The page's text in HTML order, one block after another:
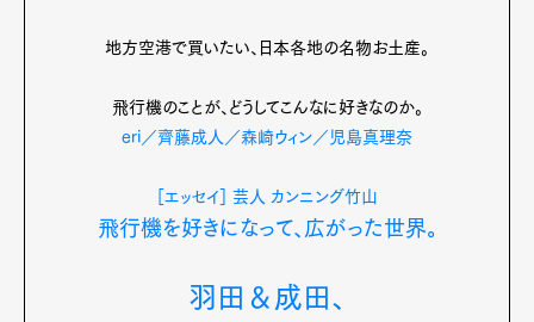
地方空港で買いたい、日本各地の名物お土産。
飛行機のことが、どうしてこんなに好きなのか。
eri／齊藤成人／森崎ウィン／児島真理奈
［エッセイ］ 芸人 カンニング竹山
飛行機を好きになって、広がった世界。
羽田＆成田、